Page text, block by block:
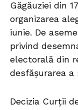
Găgăuziei din
organizarea
iunie. De
privind
electorală din
desfășurarea
Decizia Curții